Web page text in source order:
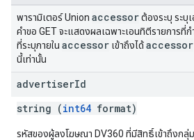
พารามิเตอร์ Union accessorต้องระบุ ระบุ
คำขอ GET จะแสดงผลเฉพาะเอนทิตีรายการที่
ที่ระบุภายใน accessor เข้าถึงได้accessor
นี้เท่านั้น
advertiserId
string (int64 format)
รหัสของผู้ลงโฆษณา DV360 ที่มีสิทธิ์เข้าถึงกลุ่